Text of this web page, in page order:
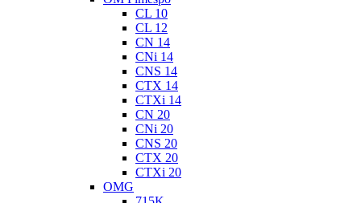
CL 10
CL 12
CN 14
CNi 14
CNS 14
CTX 14
CTXi 14
CN 20
CNi 20
CNS 20
CTX 20
CTXi 20
OMG